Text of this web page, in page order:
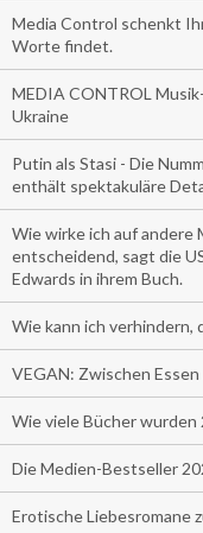
Media Control schenkt
Worte findet.
MEDIA CONTROL
Ukraine
Putin als Stasi - Die
enthält spektakuläre
Wie wirke ich auf andere
entscheidend, sagt die
Edwards in ihrem Buch.
Wie kann ich verhindern,
VEGAN: Zwischen
Wie viele Bücher wurden
Die Medien-Bestseller
Erotische Liebesromane